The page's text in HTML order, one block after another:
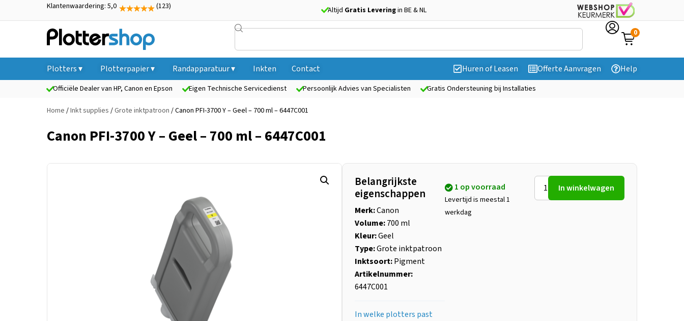
Klantenwaardering: 5,0 (123) Altijd Gratis Leveringin BE & NL
0
Plotters ▾ Plotterpapier ▾ Randapparatuur ▾ Inkten Contact Huren of Leasen Offerte Aanvragen Help
Officiële Dealer van HP, Canon en Epson Eigen Technische Servicedienst Persoonlijk Advies van Specialisten Gratis Ondersteuning bij Installaties
Home /Inkt supplies /Grote inktpatroon / Canon PFI-3700 Y – Geel – 700 ml – 6447C001
Canon PFI-3700 Y – Geel – 700 ml – 6447C001
Belangrijkste
eigenschappen
Merk:Canon
Volume:700 ml
Kleur:Geel
Type:Grote inktpatroon
Inktsoort:Pigment
Artikelnummer:
6447C001
In welke plotters past
1 op voorraad
Levertijd is meestal 1
werkdag
In winkelwagen